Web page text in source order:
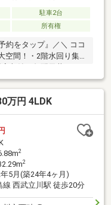
駐車2台
所有権
約をタップ』／＼ ココ
空間！・2階水回り集約
無料相談】金利上昇中
告など丁寧にフルサポ
はお客様アンケート
せください【近隣情
歩2分■業務スーパー…
ムス…徒歩6分■山王森
万円 4LDK
2
2
5月(築24年4ヶ月)
線 西武立川駅 徒歩20分